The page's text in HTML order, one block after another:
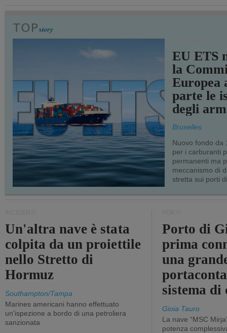
EU ETS
la
Europea
parte le
degli
Bruxelles
Nuovo fondo da
per i carburanti
permanenti ma
meccanismo di
stretta sui porti
Un'altra nave è stata
colpita da un proiettile
nello Stretto di
Hormuz
Southampton/Tampa
Marines americani hanno effettuato
un'ispezione a bordo di una petroliera
sanzionata
Porto di
prima
una
sistema
Gioia Tauro
La nave “MSC
potenza